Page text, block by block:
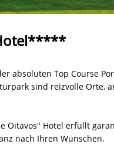
absoluten Top Course
sind reizvolle Orte,
Oitavos" Hotel erfüllt
nach Ihren Wünschen.